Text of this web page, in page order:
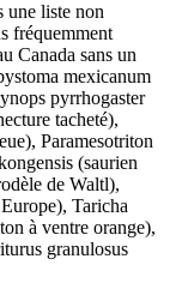
une liste non
fréquemment
Canada sans un
mexicanum
pyrrhogaster
tacheté),
Paramesotriton
(saurien
de Waltl),
Taricha
à ventre orange),
granulosus